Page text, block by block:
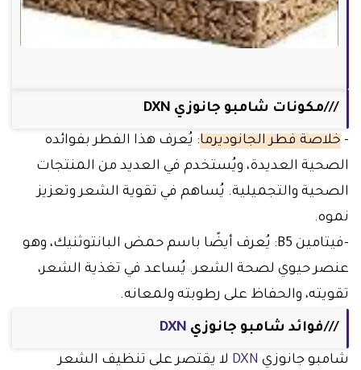
///مكونات شامبو جانوزي DXN
- خلاصة فطر الجانوديرما: يُعرف هذا الفطر بفوائده
الصحية العديدة، ويُستخدم في العديد من المنتجات
الصحية والتجميلية. يُساهم في تقوية الشعر وتعزيز
نموه.
-فيتامين B5: يُعرف أيضًا باسم حمض البانتوثنيك، وهو
عنصر حيوي لصحة الشعر. يُساعد في تغذية الشعر،
تقويته، والحفاظ على رطوبته ولمعانه.
///فوائد شامبو جانوزي DXN
شامبو جانوزي DXN لا يقتصر على تنظيف الشعر